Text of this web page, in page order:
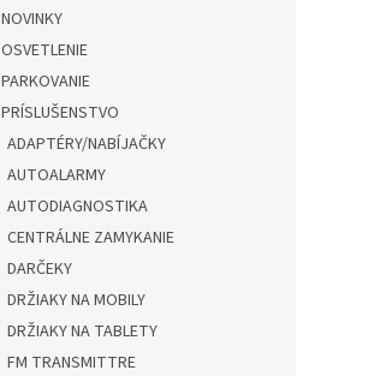
NOVINKY
OSVETLENIE
PARKOVANIE
PRÍSLUŠENSTVO
ADAPTÉRY/NABÍJAČKY
AUTOALARMY
AUTODIAGNOSTIKA
CENTRÁLNE ZAMYKANIE
DARČEKY
DRŽIAKY NA MOBILY
DRŽIAKY NA TABLETY
FM TRANSMITTRE